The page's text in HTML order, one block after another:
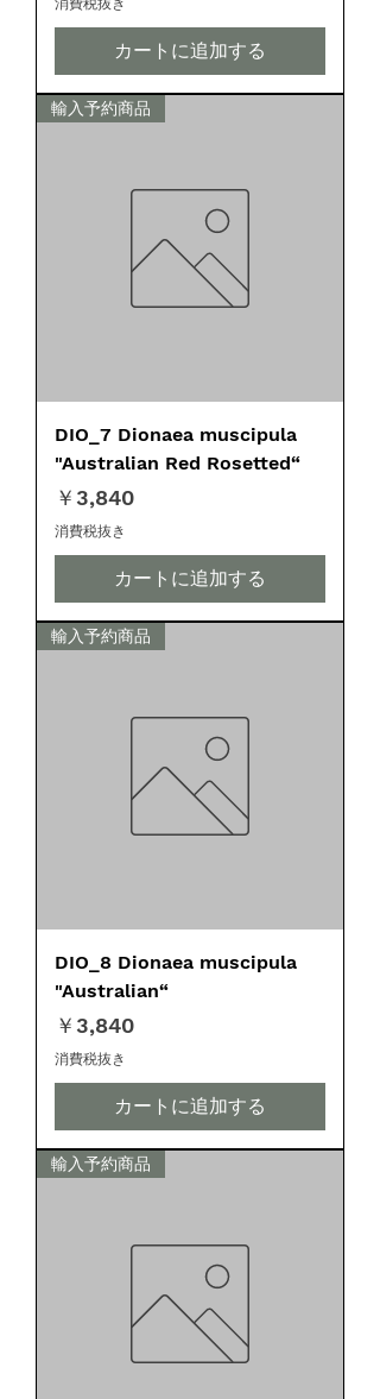
消費税抜き
カートに追加する
輸入予約商品
DIO_7 Dionaea muscipula
"Australian Red Rosetted“
価格
￥3,840
消費税抜き
カートに追加する
輸入予約商品
DIO_8 Dionaea muscipula
"Australian“
価格
￥3,840
消費税抜き
カートに追加する
輸入予約商品